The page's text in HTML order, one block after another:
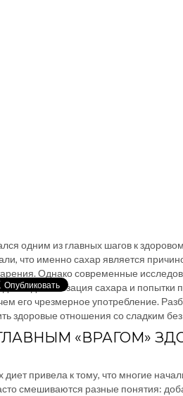
одним из главных шагов к
что именно сахар является
Однако современные
демонизация сахара и попытки
его чрезмерное употребление.
здоровые отношения со сладким
«ВРАГОМ»
привела к тому, что многие
смешиваются разные понятия: